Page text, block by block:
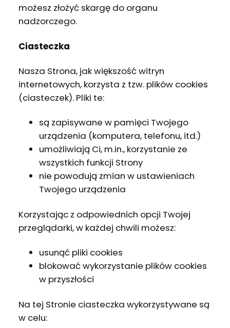
możesz złożyć skargę do organu
nadzorczego.
Ciasteczka
Nasza Strona, jak większość witryn
internetowych, korzysta z tzw. plików cookies
(ciasteczek). Pliki te:
są zapisywane w pamięci Twojego
urządzenia (komputera, telefonu, itd.)
umożliwiają Ci, m.in., korzystanie ze
wszystkich funkcji Strony
nie powodują zmian w ustawieniach
Twojego urządzenia
Korzystając z odpowiednich opcji Twojej
przeglądarki, w każdej chwili możesz:
usunąć pliki cookies
blokować wykorzystanie plików cookies
w przyszłości
Na tej Stronie ciasteczka wykorzystywane są
w celu: